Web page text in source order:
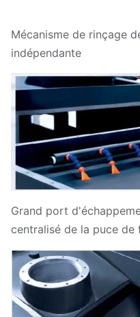
Mécanisme de rinçage
indépendante
Grand port
centralisé de la puce